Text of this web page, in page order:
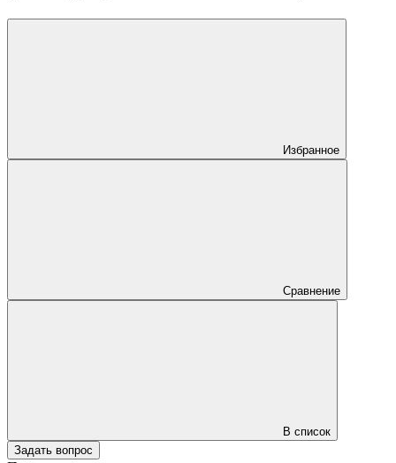
Избранное
Сравнение
В список
Задать вопрос